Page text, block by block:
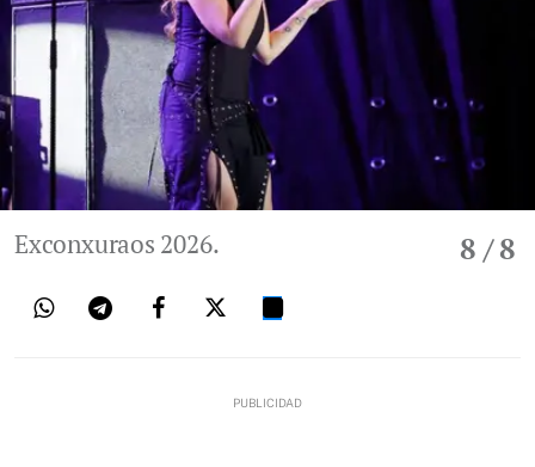
8/ 8
Exconxuraos 2026.